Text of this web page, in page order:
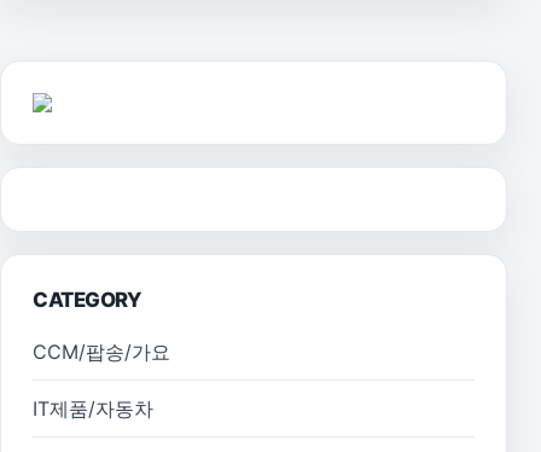
CATEGORY
CCM/팝송/가요
IT제품/자동차